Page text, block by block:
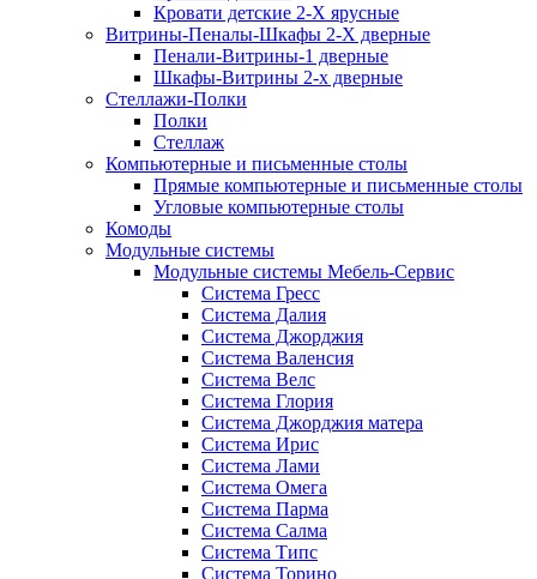
Кровати детские 2-Х ярусные
Витрины-Пеналы-Шкафы 2-Х дверные
Пенали-Витрины-1 дверные
Шкафы-Витрины 2-х дверные
Стеллажи-Полки
Полки
Стеллаж
Компьютерные и письменные столы
Прямые компьютерные и письменные столы
Угловые компьютерные столы
Комоды
Модульные системы
Модульные системы Мебель-Сервис
Cистема Гресс
Cистема Далия
Cистема Джорджия
Система Валенсия
Система Велс
Система Глория
Система Джорджия матера
Система Ирис
Система Лами
Система Омега
Система Парма
Система Салма
Система Типс
Система Торино